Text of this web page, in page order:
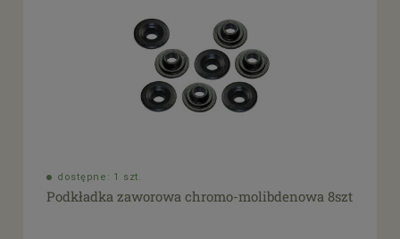
dostępne: 1 szt.
Podkładka zaworowa chromo-molibdenowa 8szt